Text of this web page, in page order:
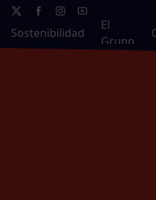
Sostenibilidad
El
Grupo